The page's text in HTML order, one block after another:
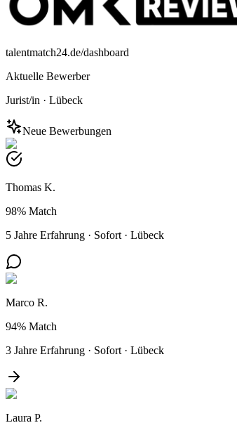
talentmatch24.de/dashboard
Aktuelle Bewerber
Jurist/in · Lübeck
Neue Bewerbungen
Thomas K.
98% Match
5 Jahre Erfahrung · Sofort · Lübeck
Marco R.
94% Match
3 Jahre Erfahrung · Sofort · Lübeck
Laura P.